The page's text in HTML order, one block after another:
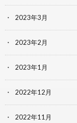
2023年3月
2023年2月
2023年1月
2022年12月
2022年11月